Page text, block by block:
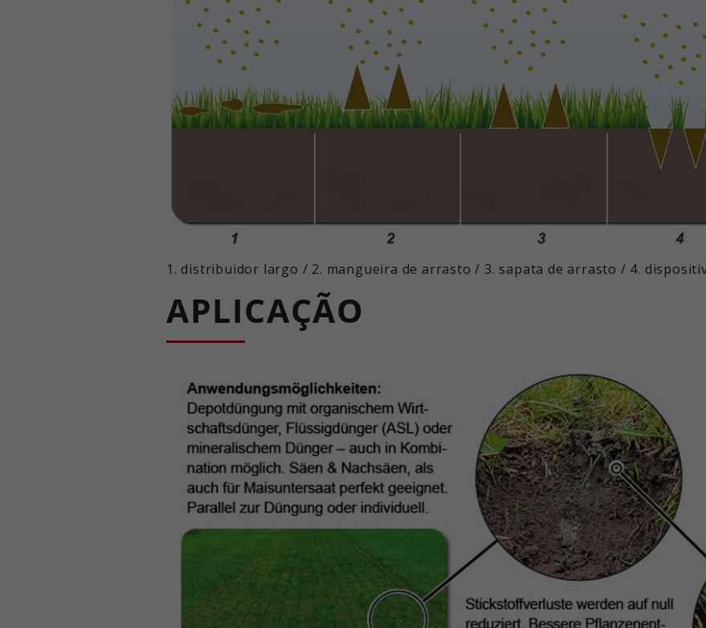
1. distribuidor largo / 2. mangueira de arrasto / 3. sapata de arrasto / 4.
APLICAÇÃO
Objetivo
Este valor guarda as suas definições de
consentimento. Entre outras coisas, um
ID gerado aleatoriamente para o
armazenamento histórico das definições
que efectuou, se o operador do sítio Web
o tiver definido.
Objetivo
analítico do sítio Web. Os cookies
armazenam informações de forma
anónima e atribuem um número gerado
aleatoriamente para identificar visitantes
únicos.
_ga_xxxxxxxxxx
execução